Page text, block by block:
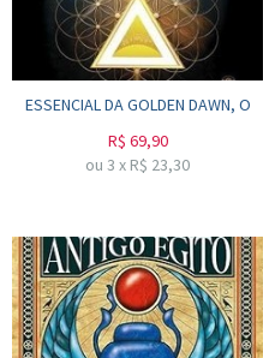
ESSENCIAL DA GOLDEN DAWN, O
R$ 69,90
ou 3 x R$ 23,30